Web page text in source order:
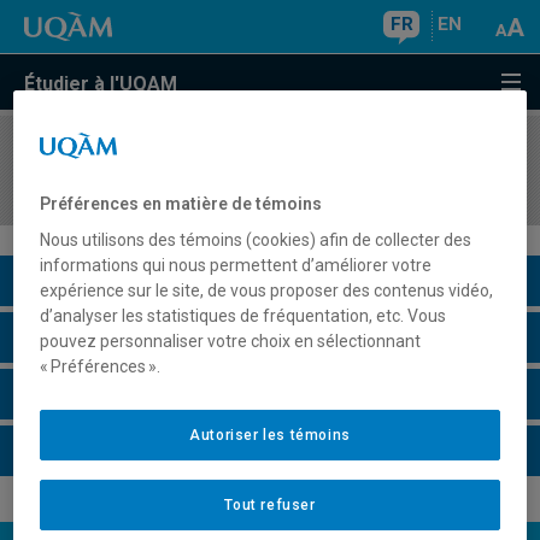
FR EN
Étudier à l'UQAM
COURS//
Description du cours
Horaire - Été 2026
Préférences en matière de témoins
Nous utilisons des témoins (cookies) afin de collecter des
informations qui nous permettent d’améliorer votre
expérience sur le site, de vous proposer des contenus vidéo,
d’analyser les statistiques de fréquentation, etc. Vous
pouvez personnaliser votre choix en sélectionnant
« Préférences ».
Tout refuser
Autoriser les témoins